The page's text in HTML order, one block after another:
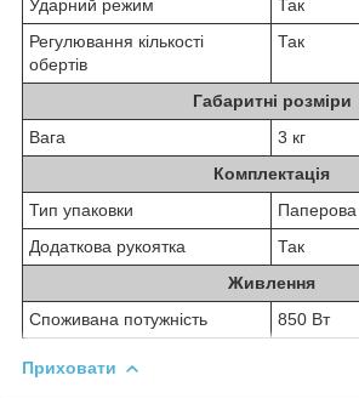
Ударний режим
Так
Регулювання кількості
обертів
Так
Габаритні розміри
Вага
3 кг
Комплектація
Тип упаковки
Паперова
Додаткова рукоятка
Так
Живлення
Споживана потужність
850 Вт
Приховати